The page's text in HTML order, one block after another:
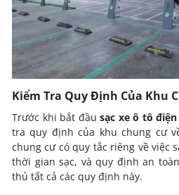
Kiểm Tra Quy Định Của Khu
Trước khi bắt đầu sạc xe ô tô điện
tra quy định của khu chung cư
chung cư có quy tắc riêng về việc
thời gian sạc, và quy định an
thủ tất cả các quy định này.